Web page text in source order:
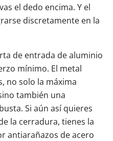
el dedo encima. Y el
discretamente en la
de entrada de aluminio
mínimo. El metal
no solo la máxima
también una
Si aún así quieres
la cerradura, tienes la
antiarañazos de acero